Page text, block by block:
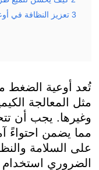
3 تعزيز النظافة في
تُعد أوعية الضغط
مثل المعالجة
وغيرها. يجب أن
مما يضمن احتواءً
على السلامة
الضروري